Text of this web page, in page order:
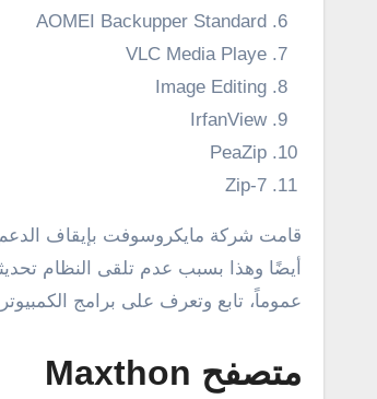
AOMEI Backupper Standard
VLC Media Playe
Image Editing
IrfanView
PeaZip
7-Zip
عموماً، تابع وتعرف على برامج
متصفح Maxthon